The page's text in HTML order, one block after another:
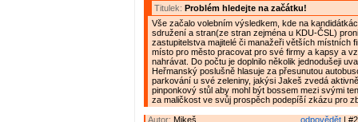
Titulek: Problém hledejte na začátku!
Vše začalo volebním výsledkem, kde na
sdružení a stran(ze stran zejména u KDU-ČSL)
zastupitelstva majitelé či manažeři větších místních
místo pro město pracovat pro své firmy a kapsy a
nahrávat. Do počtu je doplnilo několik jednodušeji
Heřmanský poslušně hlasuje za přesunutou
parkování u své zeleniny, jakýsi Jakeš zvedá
pinponkový stůl aby mohl být bossem mezi svými
za maličkost ve svůj prospěch podepíší zkázu pro
odpovědět |
Autor: Mikeš